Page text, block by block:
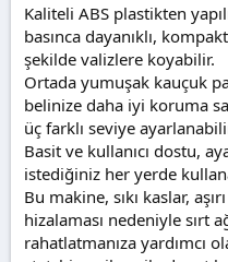
Kaliteli ABS plastikten
basınca dayanıklı,
şekilde valizlere koyabilir.
Ortada yumuşak kauçuk
belinize daha iyi koruma
üç farklı seviye
Basit ve kullanıcı dostu,
istediğiniz her yerde
Bu makine, sıkı kaslar,
hizalaması nedeniyle sırt
rahatlatmanıza yardımcı